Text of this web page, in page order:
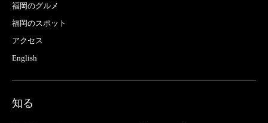
福岡のグルメ
福岡のスポット
アクセス
English
知る